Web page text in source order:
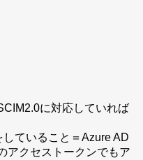
に対応していれば
ていること＝Azure AD
アクセストークンでもア